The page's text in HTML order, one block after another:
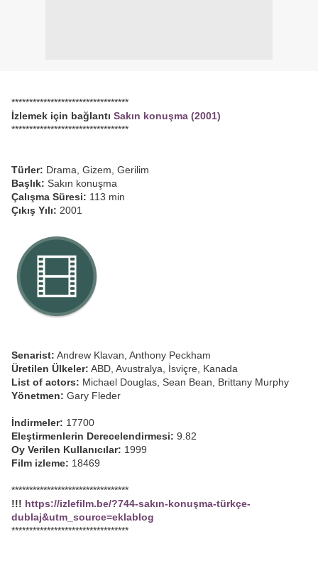
*********************************
İzlemek için bağlantı Sakın konuşma (2001)
*********************************
Türler: Drama, Gizem, Gerilim
Başlık: Sakın konuşma
Çalışma Süresi: 113 min
Çıkış Yılı: 2001
Senarist: Andrew Klavan, Anthony Peckham
Üretilen Ülkeler: ABD, Avustralya, İsviçre, Kanada
List of actors: Michael Douglas, Sean Bean, Brittany Murphy
Yönetmen: Gary Fleder
İndirmeler: 17700
Eleştirmenlerin Derecelendirmesi: 9.82
Oy Verilen Kullanıcılar: 1999
Film izleme: 18469
*********************************
!!! https://izlefilm.be/?744-sakın-konuşma-türkçe-
dublaj&utm_source=eklablog
*********************************